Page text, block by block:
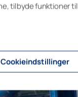
tilbyde funktioner til
Cookieindstillinger